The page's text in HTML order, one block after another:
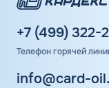
+7 (499) 322-
Телефон горячей
info@card-